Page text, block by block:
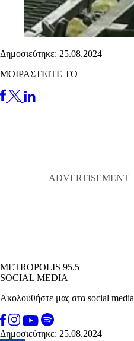
Δημοσιεύτηκε: 25.08.2024
ΜΟΙΡΑΣΤΕΙΤΕ ΤΟ
METROPOLIS 95.5
SOCIAL MEDIA
Ακολουθήστε μας στα social media
Δημοσιεύτηκε: 25.08.2024